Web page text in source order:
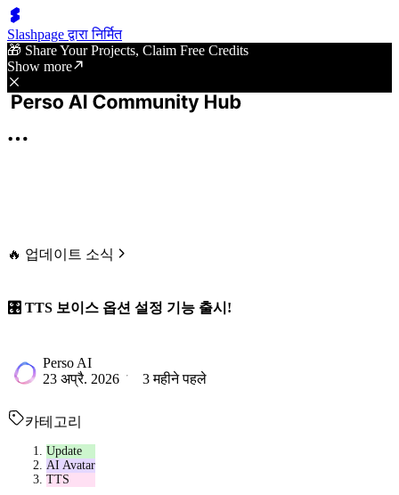
Slashpage द्वारा निर्मित
🎁 Share Your Projects, Claim Free Credits
Show more
🔥 업데이트 소식
🎛️ TTS 보이스 옵션 설정 기능 출시!
Perso AI
23 अप्रै. 2026
3 महीने पहले
카테고리
Update
AI Avatar
TTS